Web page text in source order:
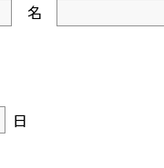
名
日